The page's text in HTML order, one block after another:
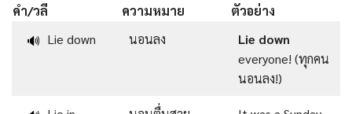
คำ/วลี ความหมาย
ตัวอย่าง
🔊 Lie down นอนลง
Lie down
everyone! (ทุกคน
นอนลง!)